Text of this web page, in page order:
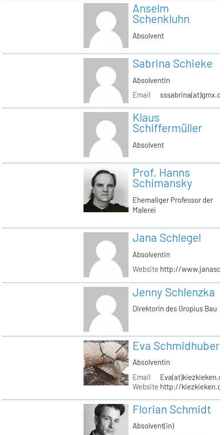
Anselm
Schenkluhn
Absolvent
Sabrina Schieke
Absolventin
Email
Klaus
Schiffermüller
Absolvent
Prof. Hanns
Schimansky
Ehemaliger Professor der
Malerei
Jana Schlegel
Absolventin
Website http://
Jenny Schlenzka
Direktorin des Gropius Bau
Eva Schmidhuber
Absolventin
Email
Website http://
Florian Schmidt
Absolvent(in)